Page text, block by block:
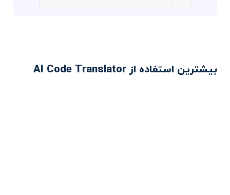
بیشترین استفاده از AI Code Translator